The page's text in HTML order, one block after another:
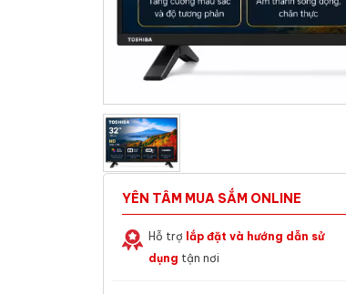
YÊN TÂM MUA SẮM ONLINE
Hỗ trợ lắp đặt và hướng dẫn sử
dụng tận nơi